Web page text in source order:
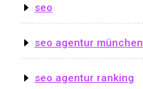
seo
seo agentur münchen
seo agentur ranking